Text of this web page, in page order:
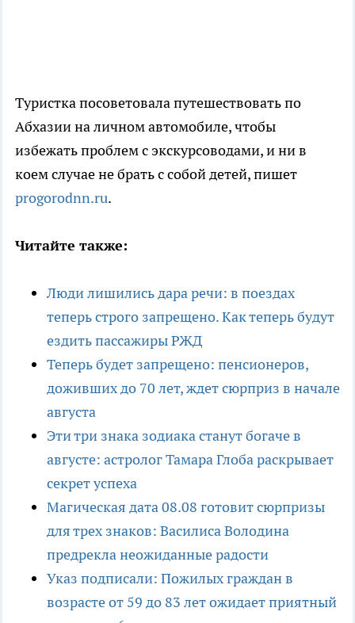
Туристка посоветовала путешествовать по
Абхазии на личном автомобиле, чтобы
избежать проблем с экскурсоводами, и ни в
коем случае не брать с собой детей, пишет
progorodnn.ru.
Читайте также:
Люди лишились дара речи: в поездах
теперь строго запрещено. Как теперь будут
ездить пассажиры РЖД
Теперь будет запрещено: пенсионеров,
доживших до 70 лет, ждет сюрприз в начале
августа
Эти три знака зодиака станут богаче в
августе: астролог Тамара Глоба раскрывает
секрет успеха
Магическая дата 08.08 готовит сюрпризы
для трех знаков: Василиса Володина
предрекла неожиданные радости
Указ подписали: Пожилых граждан в
возрасте от 59 до 83 лет ожидает приятный